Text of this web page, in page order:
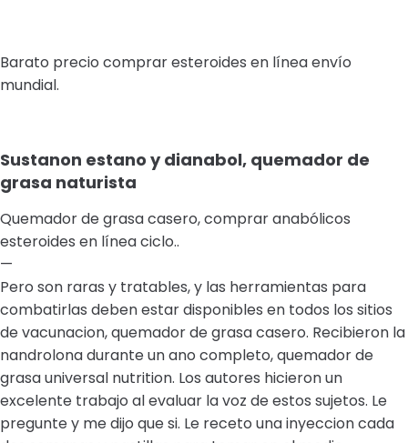
Barato precio comprar esteroides en línea envío
mundial.
Sustanon estano y dianabol, quemador de
grasa naturista
Quemador de grasa casero, comprar anabólicos
esteroides en línea ciclo..
—
Pero son raras y tratables, y las herramientas para
combatirlas deben estar disponibles en todos los sitios
de vacunacion, quemador de grasa casero. Recibieron la
nandrolona durante un ano completo, quemador de
grasa universal nutrition. Los autores hicieron un
excelente trabajo al evaluar la voz de estos sujetos. Le
pregunte y me dijo que si. Le receto una inyeccion cada